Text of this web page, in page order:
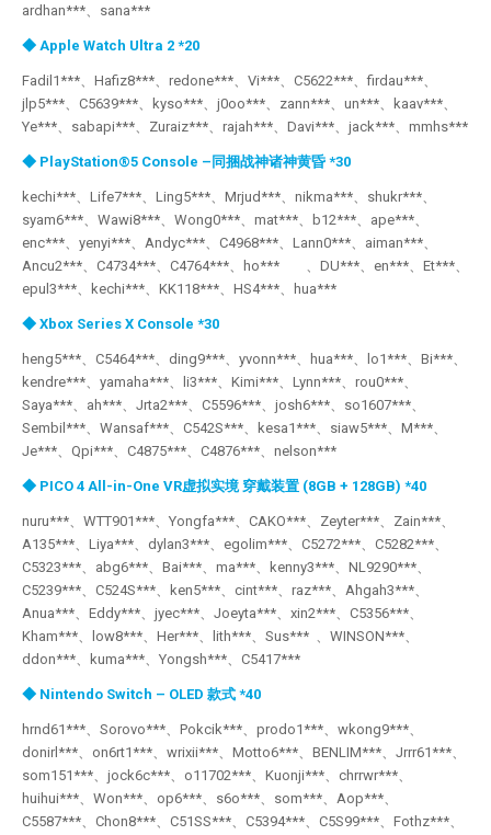
ardhan***、sana***
◆ Apple Watch Ultra 2 *20
Fadil1***、Hafiz8***、redone***、Vi***、C5622***、firdau***、
jlp5***、C5639***、kyso***、j0oo***、zann***、un***、kaav***、
Ye***、sabapi***、Zuraiz***、rajah***、Davi***、jack***、mmhs***
◆ PlayStation®5 Console –同捆战神诸神黄昏 *30
kechi***、Life7***、Ling5***、Mrjud***、nikma***、shukr***、
syam6***、Wawi8***、Wong0***、mat***、b12***、ape***、
enc***、yenyi***、Andyc***、C4968***、Lann0***、aiman***、
Ancu2***、C4734***、C4764***、ho*** 、DU***、en***、Et***、
epul3***、kechi***、KK118***、HS4***、hua***
◆ Xbox Series X Console *30
heng5***、C5464***、ding9***、yvonn***、hua***、lo1***、Bi***、
kendre***、yamaha***、li3***、Kimi***、Lynn***、rou0***、
Saya***、ah***、Jrta2***、C5596***、josh6***、so1607***、
Sembil***、Wansaf***、C542S***、kesa1***、siaw5***、M***、
Je***、Qpi***、C4875***、C4876***、nelson***
◆ PICO 4 All-in-One VR虚拟实境 穿戴装置 (8GB + 128GB) *40
nuru***、WTT901***、Yongfa***、CAKO***、Zeyter***、Zain***、
A135***、Liya***、dylan3***、egolim***、C5272***、C5282***、
C5323***、abg6***、Bai***、ma***、kenny3***、NL9290***、
C5239***、C524S***、ken5***、cint***、raz***、Ahgah3***、
Anua***、Eddy***、jyec***、Joeyta***、xin2***、C5356***、
Kham***、low8***、Her***、lith***、Sus*** 、WINSON***、
ddon***、kuma***、Yongsh***、C5417***
◆ Nintendo Switch – OLED 款式 *40
hrnd61***、Sorovo***、Pokcik***、prodo1***、wkong9***、
donirl***、on6rt1***、wrixii***、Motto6***、BENLIM***、Jrrr61***、
som151***、jock6c***、o11702***、Kuonji***、chrrwr***、
huihui***、Won***、op6***、s6o***、som***、Aop***、
C5587***、Chon8***、C51SS***、C5394***、C5S99***、Fothz***、